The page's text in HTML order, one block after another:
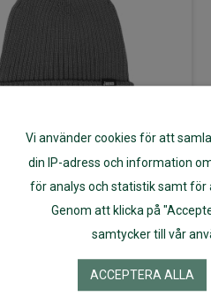
mössa av 100%
– Classic
kr
Vi använder cookies för att
din IP-adress och information
för analys och statistik samt för
Genom att klicka på
samtycker till vår
ACCEPTERA ALLA